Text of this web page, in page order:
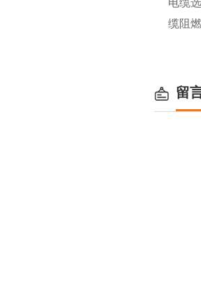
电缆
缆阻
留